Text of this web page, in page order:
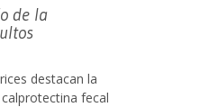
de la
destacan la
fecal